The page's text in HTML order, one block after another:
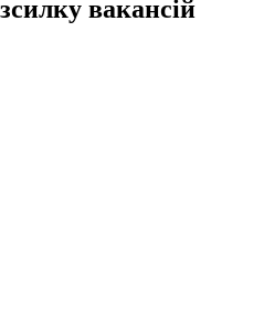
вакансій